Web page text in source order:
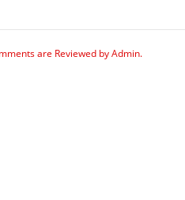
are Reviewed by Admin.